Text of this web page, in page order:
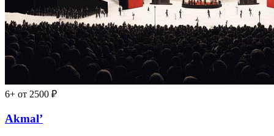
6+ от 2500 ₽
Akmal’